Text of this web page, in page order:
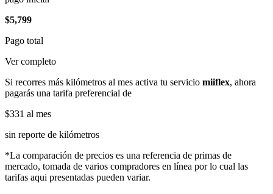
$5,799
Pago total
Ver completo
Si recorres más kilómetros al mes activa tu servicio miiflex, ahora
pagarás una tarifa preferencial de
$331 al mes
sin reporte de kilómetros
*La comparación de precios es una referencia de primas de
mercado, tomada de varios compradores en línea por lo cual las
tarifas aqui presentadas pueden variar.